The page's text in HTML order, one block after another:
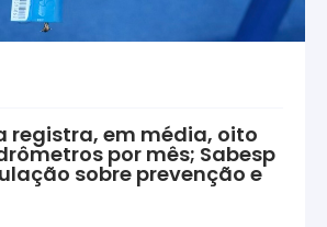
registra, em média, oito
por mês; Sabesp
sobre prevenção e